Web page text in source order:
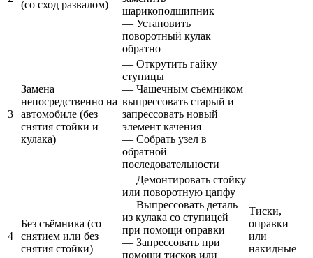
(со сход развалом)
шарикоподшипник
— Установить
поворотный кулак
обратно
3
Замена
непосредственно на
автомобиле (без
снятия стойки и
кулака)
— Открутить гайку
ступицы
— Чашечным съемником
выпрессовать старый и
запрессовать новый
элемент качения
— Собрать узел в
обратной
последовательности
4
Без съёмника (со
снятием или без
снятия стойки)
— Демонтировать стойку
или поворотную цапфу
— Выпрессовать деталь
из кулака со ступицей
при помощи оправки
— Запрессовать при
помощи тисков или
Тиски,
оправки
или
накидные